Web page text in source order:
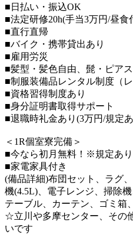
■日払い・振込OK
■法定研修20h(手当3万円/昼食
■直行直帰
■バイク・携帯貸出あり
■雇用労災
■髪型・髪色自由、髭・ピア
■制服装備品レンタル制度（
■資格習得制度あり
■身分証明書取得サポート
■退職時礼金あり(3万円/規定
＜1R個室寮完備＞
■今なら初月無料！※規定あり
■家電家具付き
(備品詳細)布団セット、ラグ
機(4.5L)、電子レンジ、掃除
テーブル、カーテン、ゴミ
☆立川や多摩センター、その
いです